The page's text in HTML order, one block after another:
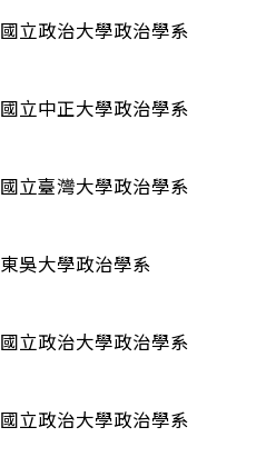
國立政治大學政治學系
國立中正大學政治學系
國立臺灣大學政治學系
東吳大學政治學系
國立政治大學政治學系
國立政治大學政治學系